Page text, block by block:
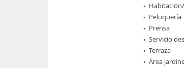
Peluquería
Prensa
Servicio
Terraza
Área